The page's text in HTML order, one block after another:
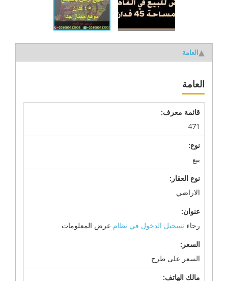
العامة
العامة
قائمة معرف:
471
نوع:
بيع
نوع العقار:
الاراضي
عنوان:
رجاء تسجيل الدخول في نظام عرض المعلومات
السعر:
السعر على طرح
مالك الهاتف: